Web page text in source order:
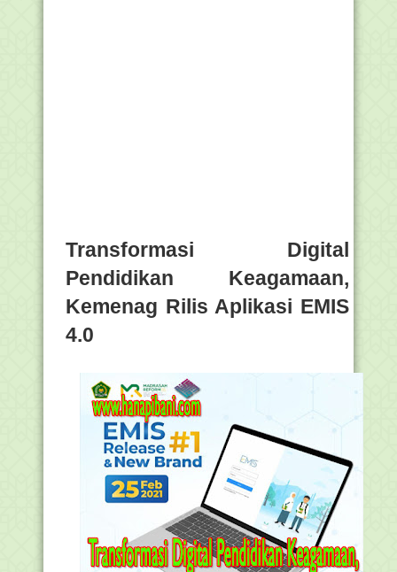
Transformasi Digital
Pendidikan Keagamaan,
Kemenag Rilis Aplikasi EMIS
4.0